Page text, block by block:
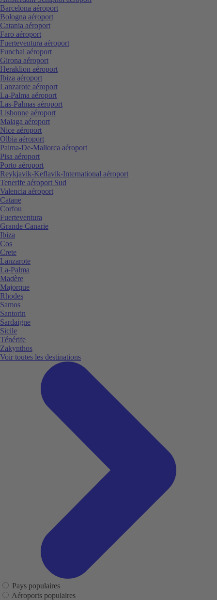
Barcelona aéroport
Bologna aéroport
Catania aéroport
Faro aéroport
Fuerteventura aéroport
Funchal aéroport
Girona aéroport
Heraklion aéroport
Ibiza aéroport
Lanzarote aéroport
La-Palma aéroport
Las-Palmas aéroport
Lisbonne aéroport
Malaga aéroport
Nice aéroport
Olbia aéroport
Palma-De-Mallorca aéroport
Pisa aéroport
Porto aéroport
Reykjavik-Keflavik-International aéroport
Tenerife aéroport Sud
Valencia aéroport
Catane
Corfou
Fuerteventura
Grande Canarie
Ibiza
Cos
Crete
Lanzarote
La-Palma
Madère
Majorque
Rhodes
Samos
Santorin
Sardaigne
Sicile
Ténérife
Zakynthos
Voir toutes les destinations
Pays populaires
Aéroports populaires